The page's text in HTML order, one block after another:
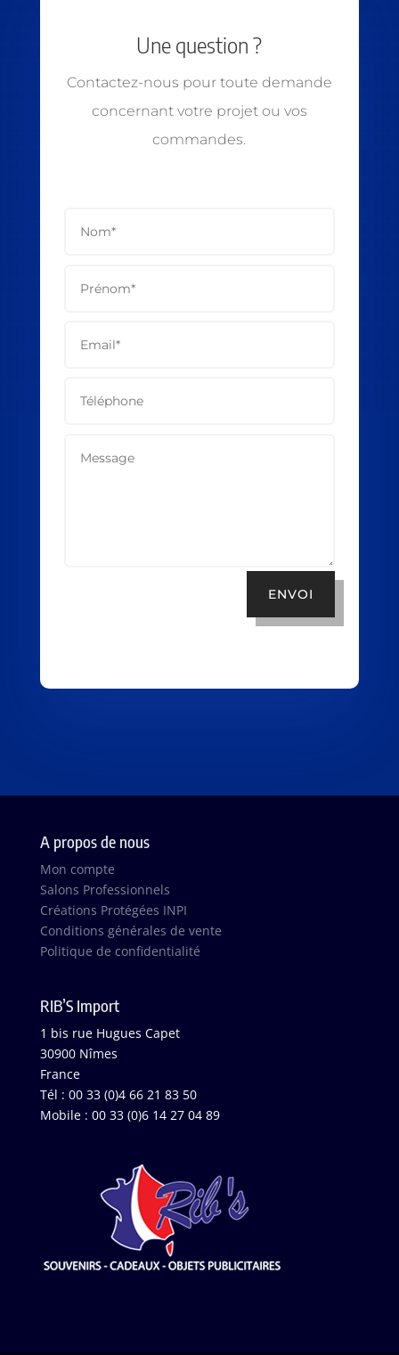
Une question ?
Contactez-nous pour toute demande
concernant votre projet ou vos
commandes.
ENVOI
A propos de nous
Mon compte
Salons Professionnels
Créations Protégées INPI
Conditions générales de vente
Politique de confidentialité
RIB’S Import
1 bis rue Hugues Capet
30900 Nîmes
France
Tél : 00 33 (0)4 66 21 83 50
Mobile : 00 33 (0)6 14 27 04 89